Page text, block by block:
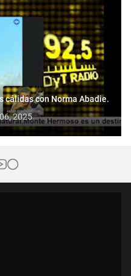
cálidas con Norma Abadie.
2025